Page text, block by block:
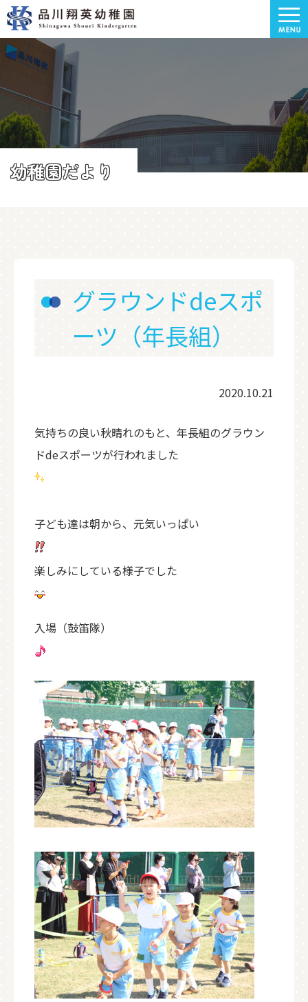
幼稚園だより
グラウンドdeスポ
ーツ（年長組）
2020.10.21
気持ちの良い秋晴れのもと、年長組のグラウン
ドdeスポーツが行われました
子ども達は朝から、元気いっぱい
楽しみにしている様子でした
入場（鼓笛隊）